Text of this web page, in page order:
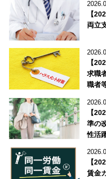
【
両立
【
求職
職者
【
準の
性活
【
賃金